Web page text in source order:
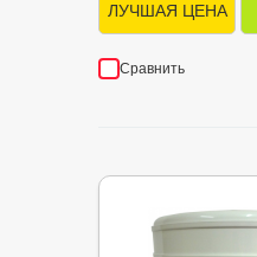
ЛУЧШАЯ ЦЕНА
Сравнить